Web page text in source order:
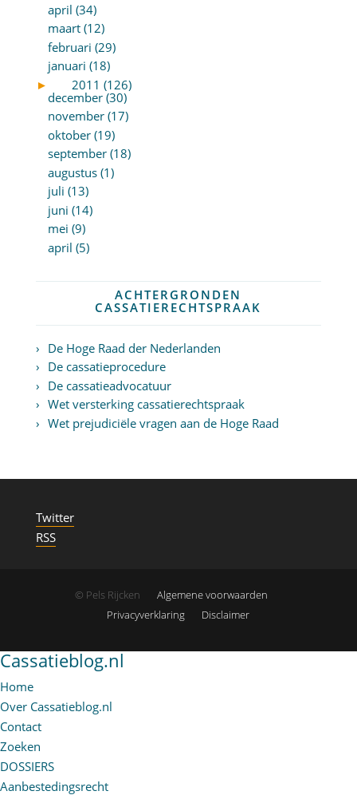
april (34)
maart (12)
februari (29)
januari (18)
►
2011 (126)
december (30)
november (17)
oktober (19)
september (18)
augustus (1)
juli (13)
juni (14)
mei (9)
april (5)
ACHTERGRONDEN
CASSATIERECHTSPRAAK
De Hoge Raad der Nederlanden
De cassatieprocedure
De cassatieadvocatuur
Wet versterking cassatierechtspraak
Wet prejudiciële vragen aan de Hoge Raad
Twitter
RSS
© Pels Rijcken
Algemene voorwaarden
Privacyverklaring
Disclaimer
Cassatieblog.nl
Home
Over Cassatieblog.nl
Contact
Zoeken
DOSSIERS
Aanbestedingsrecht